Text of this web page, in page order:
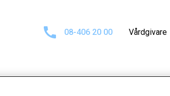
08-406 20 00 Vårdgivare